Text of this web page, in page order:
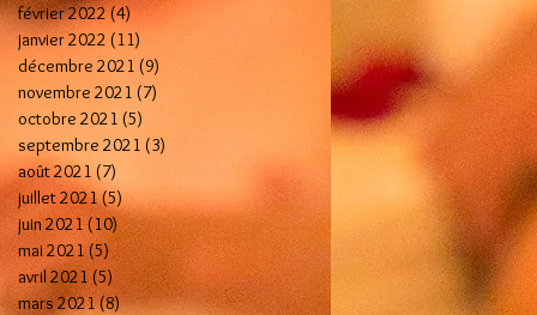
février 2022(4)4 posts
janvier 2022 (11)
décembre 2021 (9)
novembre 2021 (7)
octobre 2021 (5)
septembre 2021 (3)
août 2021 (7)
juillet 2021(5)5 posts
juin 2021(10)10 posts
mai 2021 (5) 5 posts
avril 2021 (5) 5 posts
mars 2021(8)8 posts